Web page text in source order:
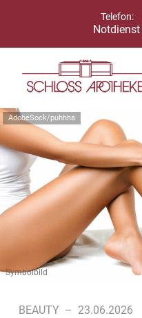
Telefon:
Notdienst
AdobeSock/puhhha
Symbolbild
BEAUTY – 23.06.2026